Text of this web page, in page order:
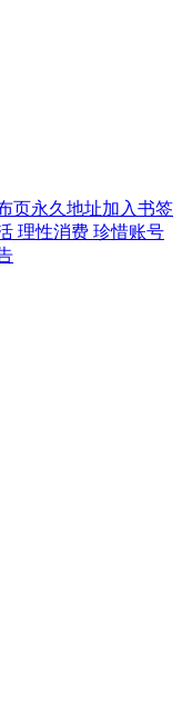
页永久地址加入书签
理性消费 珍惜账号